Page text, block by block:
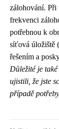
zálohování. Při
frekvenci
potřebnou k
síťová úložiště
řešením a
Důležité je
ujistili, že jste
případě